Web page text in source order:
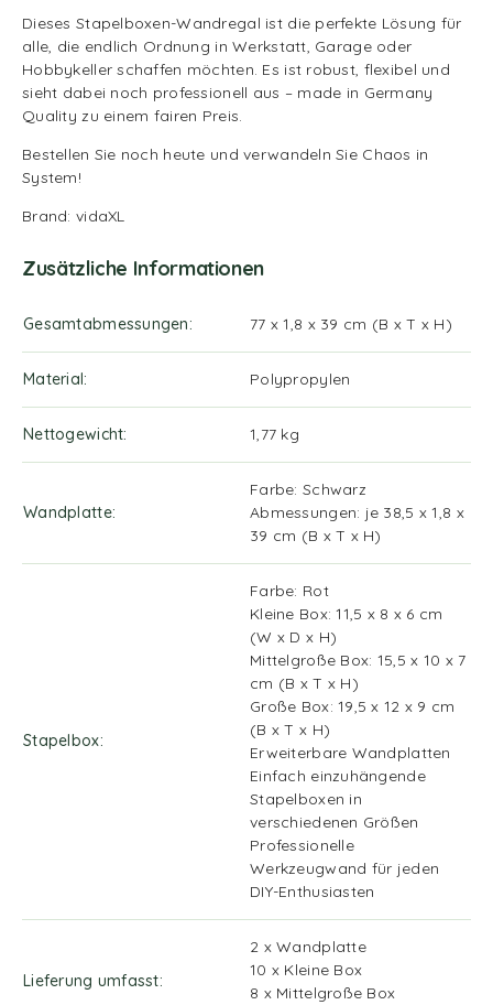
Dieses Stapelboxen-Wandregal ist die perfekte Lösung für
alle, die endlich Ordnung in Werkstatt, Garage oder
Hobbykeller schaffen möchten. Es ist robust, flexibel und
sieht dabei noch professionell aus – made in Germany
Quality zu einem fairen Preis.
Bestellen Sie noch heute und verwandeln Sie Chaos in
System!
Brand: vidaXL
Zusätzliche Informationen
Gesamtabmessungen 77 x 1,8 x 39 cm (B x T x H)
Material Polypropylen
Nettogewicht 1,77 kg
Wandplatte
Farbe: Schwarz
Abmessungen: je 38,5 x 1,8 x
39 cm (B x T x H)
Stapelbox
Farbe: Rot
Kleine Box: 11,5 x 8 x 6 cm
(W x D x H)
Mittelgroße Box: 15,5 x 10 x 7
cm (B x T x H)
Große Box: 19,5 x 12 x 9 cm
(B x T x H)
Erweiterbare Wandplatten
Einfach einzuhängende
Stapelboxen in
verschiedenen Größen
Professionelle
Werkzeugwand für jeden
DIY-Enthusiasten
Lieferung umfasst
2 x Wandplatte
10 x Kleine Box
8 x Mittelgroße Box